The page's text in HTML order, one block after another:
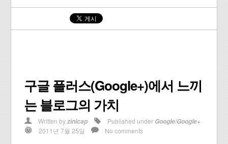
구글 플러스(Google+)에서 느끼
는 블로그의 가치
Written byzinicap Published under Google/Google+
2011년 7월 25일
No comments